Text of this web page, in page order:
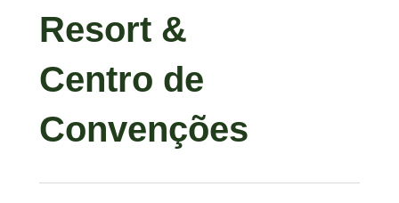
Resort &
Centro de
Convenções